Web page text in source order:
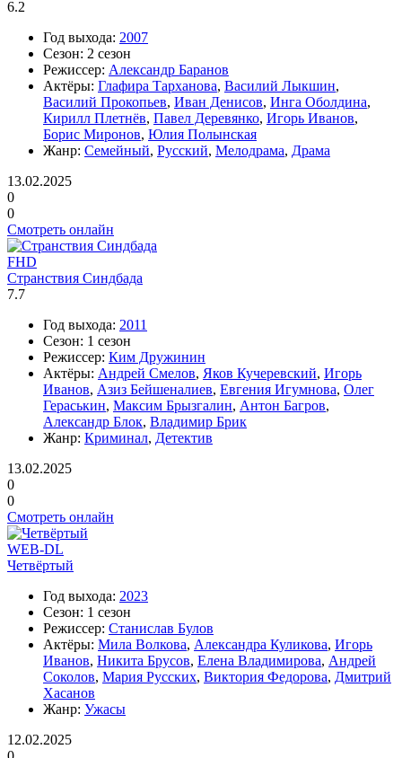
6.2
Год выхода: 2007
Сезон: 2 сезон
Режиссер: Александр Баранов
Актёры: Глафира Тарханова, Василий Лыкшин,
Василий Прокопьев, Иван Денисов, Инга Оболдина,
Кирилл Плетнёв, Павел Деревянко, Игорь Иванов,
Борис Миронов, Юлия Полынская
Жанр: Семейный, Русский, Мелодрама, Драма
13.02.2025
0
0
Смотреть онлайн
FHD
Странствия Синдбада
7.7
Год выхода: 2011
Сезон: 1 сезон
Режиссер: Ким Дружинин
Актёры: Андрей Смелов, Яков Кучеревский, Игорь
Иванов, Азиз Бейшеналиев, Евгения Игумнова, Олег
Гераськин, Максим Брызгалин, Антон Багров,
Александр Блок, Владимир Брик
Жанр: Криминал, Детектив
13.02.2025
0
0
Смотреть онлайн
WEB-DL
Четвёртый
Год выхода: 2023
Сезон: 1 сезон
Режиссер: Станислав Булов
Актёры: Мила Волкова, Александра Куликова, Игорь
Иванов, Никита Брусов, Елена Владимирова, Андрей
Соколов, Мария Русских, Виктория Федорова, Дмитрий
Хасанов
Жанр: Ужасы
12.02.2025